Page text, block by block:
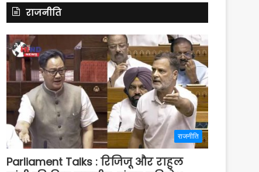
राजनीति
राजनीति
Parliament Talks : रिजिजू और राहुल